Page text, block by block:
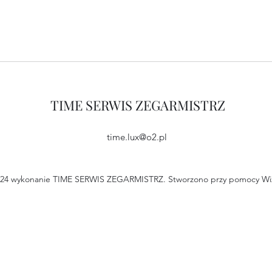
TIME SERWIS ZEGARMISTRZ
time.lux@o2.pl
wykonanie TIME SERWIS ZEGARMISTRZ. Stworzono przy pomocy